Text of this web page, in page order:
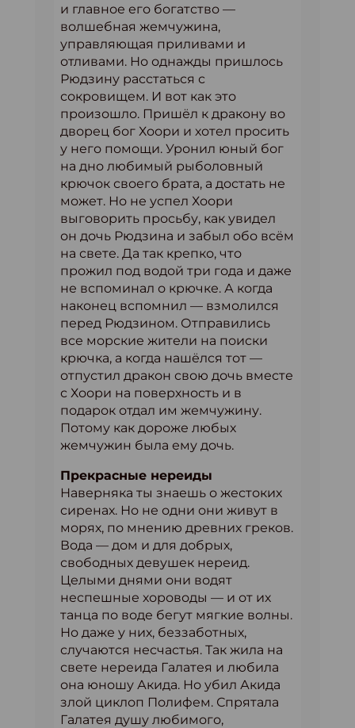
и главное его богатство —
волшебная жемчужина,
управляющая приливами и
отливами. Но однажды пришлось
Рюдзину расстаться с
сокровищем. И вот как это
произошло. Пришёл к дракону во
дворец бог Хоори и хотел просить
у него помощи. Уронил юный бог
на дно любимый рыболовный
крючок своего брата, а достать не
может. Но не успел Хоори
выговорить просьбу, как увидел
он дочь Рюдзина и забыл обо всём
на свете. Да так крепко, что
прожил под водой три года и даже
не вспоминал о крючке. А когда
наконец вспомнил — взмолился
перед Рюдзином. Отправились
все морские жители на поиски
крючка, а когда нашёлся тот —
отпустил дракон свою дочь вместе
с Хоори на поверхность и в
подарок отдал им жемчужину.
Потому как дороже любых
жемчужин была ему дочь.
Прекрасные нереиды
Наверняка ты знаешь о жестоких
сиренах. Но не одни они живут в
морях, по мнению древних греков.
Вода — дом и для добрых,
свободных девушек нереид.
Целыми днями они водят
неспешные хороводы — и от их
танца по воде бегут мягкие волны.
Но даже у них, беззаботных,
случаются несчастья. Так жила на
свете нереида Галатея и любила
она юношу Акида. Но убил Акида
злой циклоп Полифем. Спрятала
Галатея душу любимого,